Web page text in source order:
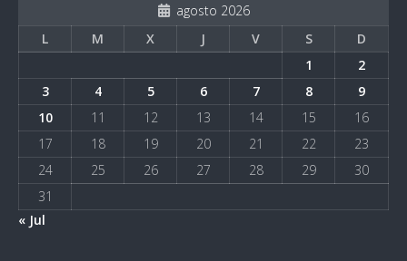
agosto 2026
L
M X J V S
D
1
2
3
4 5 6 7 8
9
10
11 12 13 14 15
16
17
18 19 20 21 22
23
24
25 26 27 28 29
30
31
« Jul